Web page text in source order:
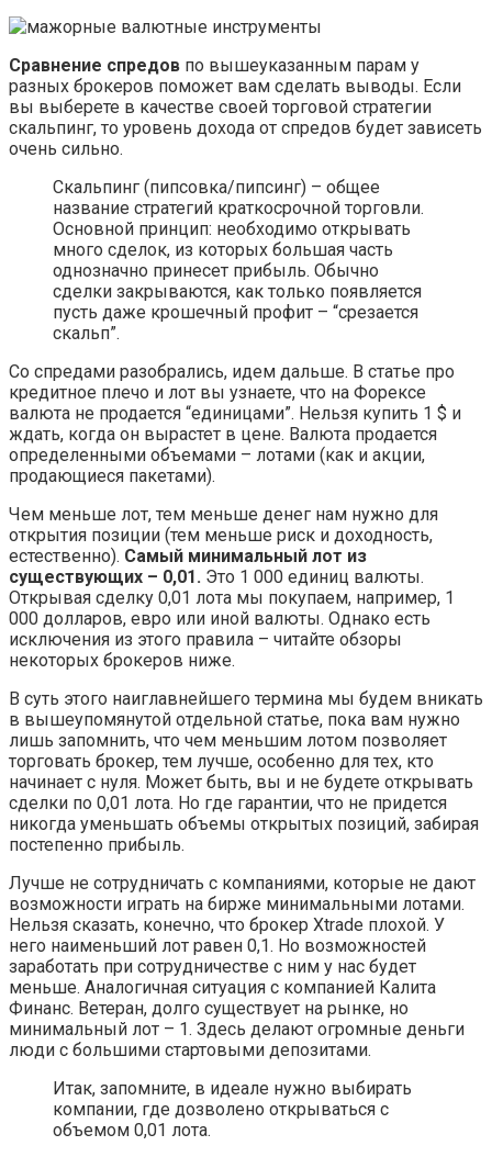
Сравнение спредов по вышеуказанным парам у
разных брокеров поможет вам сделать выводы. Если
вы выберете в качестве своей торговой стратегии
скальпинг, то уровень дохода от спредов будет зависеть
очень сильно.
Скальпинг (пипсовка/пипсинг) – общее
название стратегий краткосрочной торговли.
Основной принцип: необходимо открывать
много сделок, из которых большая часть
однозначно принесет прибыль. Обычно
сделки закрываются, как только появляется
пусть даже крошечный профит – “срезается
скальп”.
Со спредами разобрались, идем дальше. В статье про
кредитное плечо и лот вы узнаете, что на Форексе
валюта не продается “единицами”. Нельзя купить 1 $ и
ждать, когда он вырастет в цене. Валюта продается
определенными объемами – лотами (как и акции,
продающиеся пакетами).
Чем меньше лот, тем меньше денег нам нужно для
открытия позиции (тем меньше риск и доходность,
естественно). Самый минимальный лот из
существующих – 0,01. Это 1 000 единиц валюты.
Открывая сделку 0,01 лота мы покупаем, например, 1
000 долларов, евро или иной валюты. Однако есть
исключения из этого правила – читайте обзоры
некоторых брокеров ниже.
В суть этого наиглавнейшего термина мы будем вникать
в вышеупомянутой отдельной статье, пока вам нужно
лишь запомнить, что чем меньшим лотом позволяет
торговать брокер, тем лучше, особенно для тех, кто
начинает с нуля. Может быть, вы и не будете открывать
сделки по 0,01 лота. Но где гарантии, что не придется
никогда уменьшать объемы открытых позиций, забирая
постепенно прибыль.
Лучше не сотрудничать с компаниями, которые не дают
возможности играть на бирже минимальными лотами.
Нельзя сказать, конечно, что брокер Xtrade плохой. У
него наименьший лот равен 0,1. Но возможностей
заработать при сотрудничестве с ним у нас будет
меньше. Аналогичная ситуация с компанией Калита
Финанс. Ветеран, долго существует на рынке, но
минимальный лот – 1. Здесь делают огромные деньги
люди с большими стартовыми депозитами.
Итак, запомните, в идеале нужно выбирать
компании, где дозволено открываться с
объемом 0,01 лота.